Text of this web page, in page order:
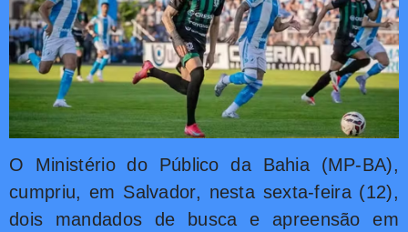
O Ministério do Público da Bahia (MP-BA),
cumpriu, em Salvador, nesta sexta-feira (12),
dois mandados de busca e apreensão em